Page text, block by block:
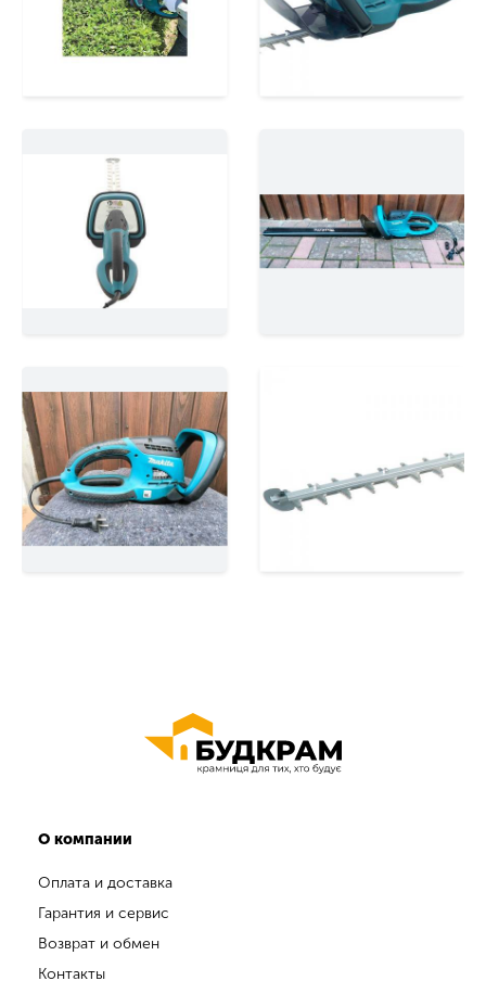
О компании
Оплата и доставка
Гарантия и сервис
Возврат и обмен
Контакты